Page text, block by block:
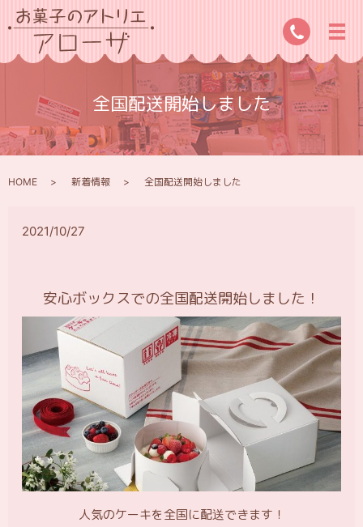
全国配送開始しました
HOME 新着情報 全国配送開始しました
2021/10/27
安心ボックスでの全国配送開始しました！
人気のケーキを全国に配送できます！